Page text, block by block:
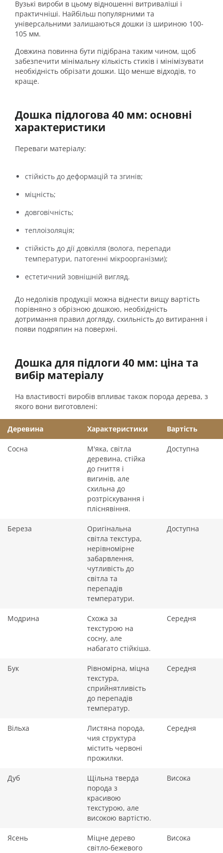
Вузькі вироби в цьому відношенні витриваліші і
практичніші. Найбільш популярними та
універсальними залишаються дошки із шириною 100-
105 мм.
Довжина повинна бути підібрана таким чином, щоб
забезпечити мінімальну кількість стиків і мінімізувати
необхідність обрізати дошки. Що менше відходів, то
краще.
Дошка підлогова 40 мм: основні
характеристики
Переваги матеріалу:
стійкість до деформацій та згинів;
міцність;
довговічність;
теплоізоляція;
стійкість до дії довкілля (волога, перепади
температури, патогенні мікроорганізми);
естетичний зовнішній вигляд.
До недоліків продукції можна віднести вищу вартість
порівняно з обрізною дошкою, необхідність
дотримання правил догляду, схильність до витирання і
появи подряпин на поверхні.
Дошка для підлоги 40 мм: ціна та
вибір матеріалу
На властивості виробів впливає також порода дерева, з
якого вони виготовлені:
Деревина Характеристики Вартість
Сосна
М'яка, світла
деревина, стійка
до гниття і
вигинів, але
схильна до
розтріскування і
пліснявіння.
Доступна
Береза
Оригінальна
світла текстура,
нерівномірне
забарвлення,
чутливість до
світла та
перепадів
температури.
Доступна
Модрина
Схожа за
текстурою на
сосну, але
набагато стійкіша.
Середня
Бук
Рівномірна, міцна
текстура,
сприйнятливість
до перепадів
температур.
Середня
Вільха
Листяна порода,
чия структура
містить червоні
прожилки.
Середня
Дуб
Щільна тверда
порода з
красивою
текстурою, але
високою вартістю.
Висока
Ясень
Міцне дерево
світло-бежевого
Висока